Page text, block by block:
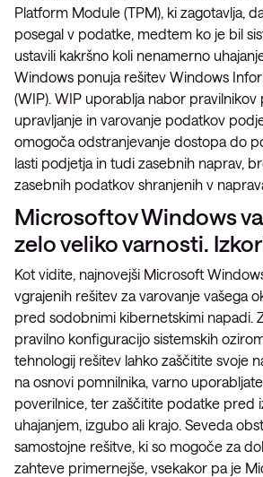
Platform Module (TPM), ki zagotavlja,
posegal v podatke, medtem ko je bil
ustavili kakršno koli nenamerno
Windows ponuja rešitev Windows
(WIP). WIP uporablja nabor pravilnikov
upravljanje in varovanje podatkov
omogoča odstranjevanje dostopa do
lasti podjetja in tudi zasebnih naprav,
zasebnih podatkov shranjenih v
Microsoftov Windows
zelo veliko varnosti.
Kot vidite, najnovejši Microsoft
vgrajenih rešitev za varovanje vašega
pred sodobnimi kibernetskimi napadi.
pravilno konfiguracijo sistemskih
tehnologij rešitev lahko zaščitite svoje
na osnovi pomnilnika, varno
poverilnice, ter zaščitite podatke pred
uhajanjem, izgubo ali krajo. Seveda
samostojne rešitve, ki so mogoče za
zahteve primernejše, vsekakor pa je